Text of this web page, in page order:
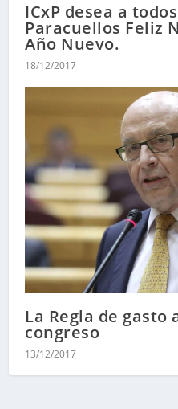
ICxP desea a
Paracuellos Feliz
Año Nuevo.
18/12/2017
La Regla de gasto
congreso
13/12/2017